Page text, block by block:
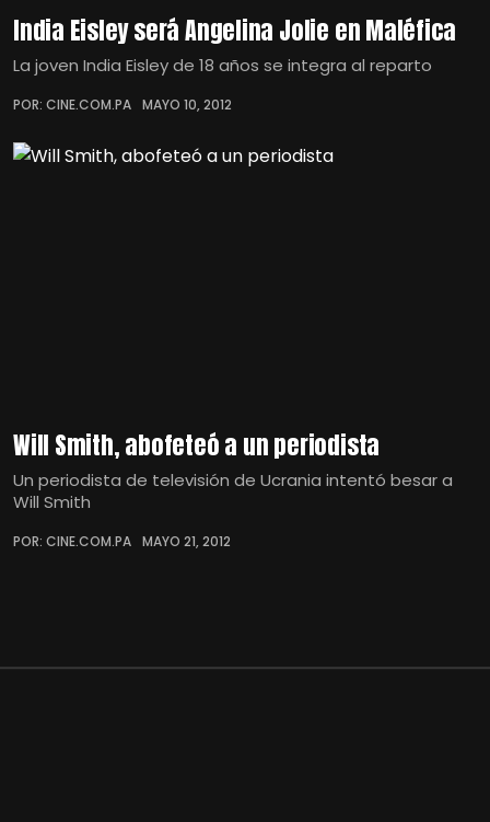
India Eisley será Angelina Jolie en Maléfica
La joven India Eisley de 18 años se integra al reparto
POR: CINE.COM.PA MAYO 10, 2012
Will Smith, abofeteó a un periodista
Un periodista de televisión de Ucrania intentó besar a
Will Smith
POR: CINE.COM.PA MAYO 21, 2012